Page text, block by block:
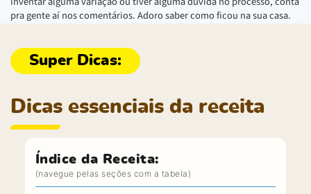
pra gente aí nos comentários. Adoro saber como ficou na sua casa.
Dicas essenciais da receita
Índice da Receita: